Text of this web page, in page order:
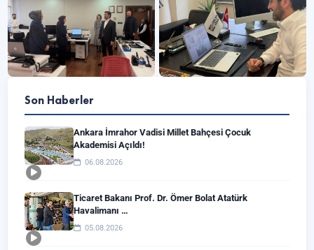
Son Haberler
Ankara İmrahor Vadisi Millet Bahçesi Çocuk
Akademisi Açıldı!
06.08.2026
Ticaret Bakanı Prof. Dr. Ömer Bolat Atatürk
Havalimanı …
05.08.2026